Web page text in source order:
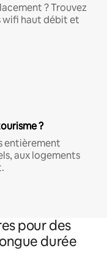
? Trouvez
wifi haut débit et
?
entièrement
aux logements
pour des
durée